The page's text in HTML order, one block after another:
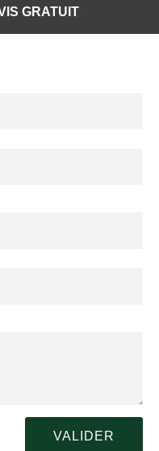
GRATUIT